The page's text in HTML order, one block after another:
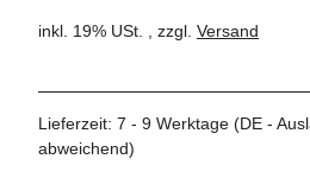
inkl. 19% USt. , zzgl. Versand
Lieferzeit: 7 - 9 Werktage (DE -
abweichend)